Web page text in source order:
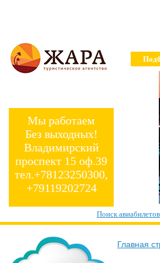
Мы работаем
Без выходных!
Владимирский
проспект 15 оф.39
тел.+78123250300,
+79119202724
Поиск авиабилетов
Главная